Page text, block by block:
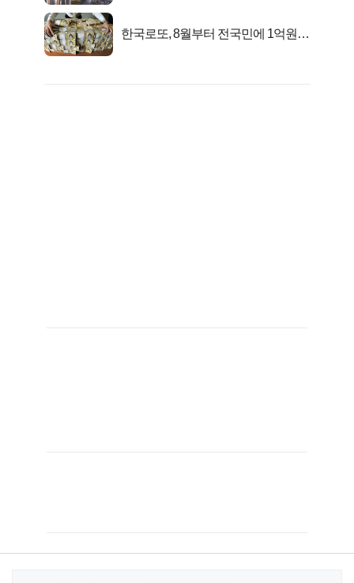
한국로또, 8월부터 전국민에 1억원씩